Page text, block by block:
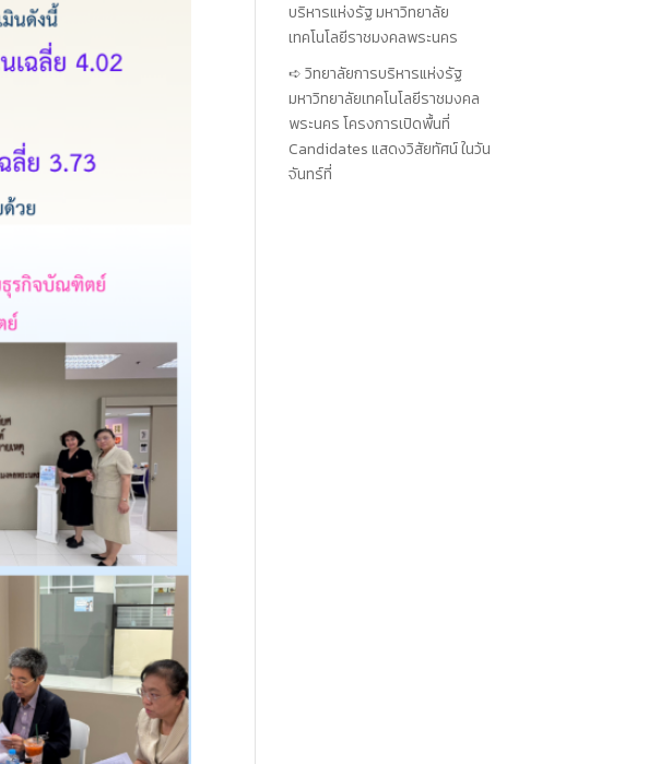
บริหารแห่งรัฐ มหาวิทยาลัย
เทคโนโลยีราชมงคลพระนคร
วิทยาลัยการบริหารแห่งรัฐ
มหาวิทยาลัยเทคโนโลยีราชมงคล
พระนคร โครงการเปิดพื้นที่
Candidates แสดงวิสัยทัศน์ ในวัน
จันทร์ที่